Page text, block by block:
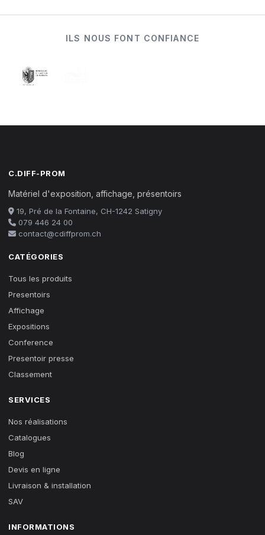
ILS NOUS FONT CONFIANCE
C.DIFF-PROM
Matériel d'exposition, affichage, présentoirs
19, Pré de la Fontaine, CH-1242 Satigny
079 446 24 00
contact@cdiffprom.ch
CATÉGORIES
Tous les produits
Presentoirs
Affichage
Expositions
Conference
Presentoir presse
Classement
SERVICES
Nos réalisations
Catalogues
Blog
Devis en ligne
Livraison & installation
SAV
INFORMATIONS